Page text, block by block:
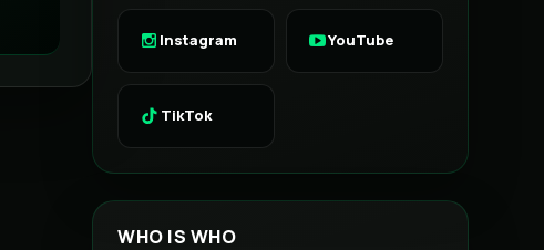
Instagram YouTube
TikTok
WHO IS WHO